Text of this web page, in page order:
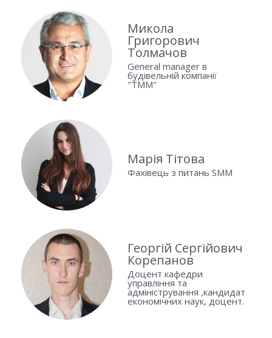
Микола
Григорович
Толмачов
General manager в
будівельній компанії
"ТММ"
Марія Тітова
Фахівець з питань SMM
Георгій Сергійович
Корепанов
Доцент кафедри
управління та
адміністрування ,кандидат
економічних наук, доцент.